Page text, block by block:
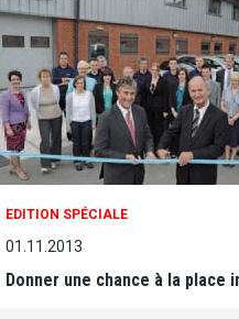
EDITION SPÉCIALE
01.11.2013
Donner une chance à la place